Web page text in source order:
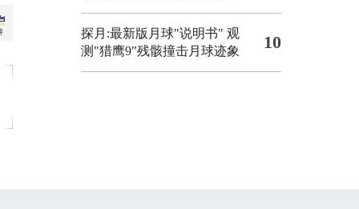
探月:最新版月球"说明书" 观
测"猎鹰9"残骸撞击月球迹象
10